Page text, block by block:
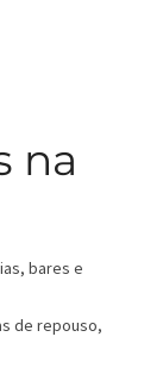
na
bares e
de repouso,